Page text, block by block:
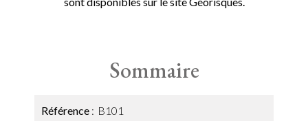
Sommaire
Référence B101